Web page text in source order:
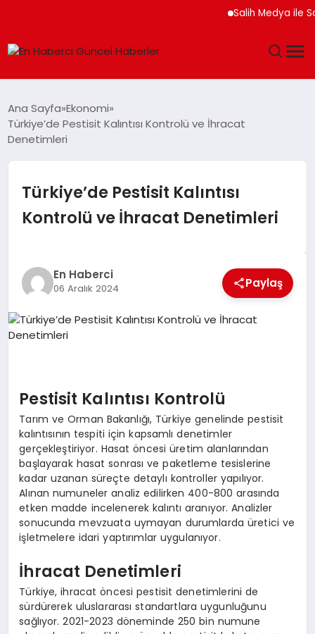
Salih Medya ile
SPOR
TEKNOLOJI
DÜNYA
EKONOMI
SIYASET
Ana Sayfa Ekonomi
Türkiye’de Pestisit Kalıntısı Kontrolü ve İhracat
Denetimleri
Türkiye’de Pestisit Kalıntısı
Kontrolü ve İhracat Denetimleri
En Haberci
06 Aralık 2024 Paylaş
Pestisit Kalıntısı Kontrolü
Tarım ve Orman Bakanlığı, Türkiye genelinde pestisit
kalıntısının tespiti için kapsamlı denetimler
gerçekleştiriyor. Hasat öncesi üretim alanlarından
başlayarak hasat sonrası ve paketleme tesislerine
kadar uzanan süreçte detaylı kontroller yapılıyor.
Alınan numuneler analiz edilirken 400-800 arasında
etken madde incelenerek kalıntı aranıyor. Analizler
sonucunda mevzuata uymayan durumlarda üretici ve
işletmelere idari yaptırımlar uygulanıyor.
İhracat Denetimleri
Türkiye, ihracat öncesi pestisit denetimlerini de
sürdürerek uluslararası standartlara uygunluğunu
sağlıyor. 2021-2023 döneminde 250 bin numune